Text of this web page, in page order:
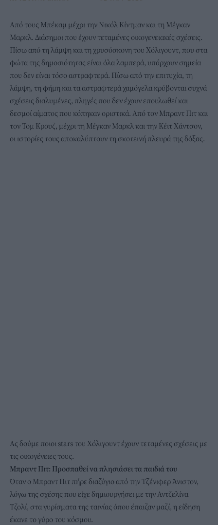
Από τους Μπέκαμ μέχρι την Νικόλ Κίντμαν και τη Μέγκαν
Μαρκλ. Διάσημοι που έχουν τεταμένες οικογενειακές σχέσεις.
Πίσω από τη λάμψη και τη χρυσόσκονη του Χόλιγουντ, που στα
φώτα της δημοσιότητας είναι όλα λαμπερά, υπάρχουν σημεία
που δεν είναι τόσο αστραφτερά. Πίσω από την επιτυχία, τη
λάμψη, τη φήμη και τα αστραφτερά χαμόγελα κρύβονται συχνά
σχέσεις διαλυμένες, πληγές που δεν έχουν επουλωθεί και
δεσμοί αίματος που κόπηκαν οριστικά. Από τον Μπραντ Πιτ και
τον Τομ Κρουζ, μέχρι τη Μέγκαν Μαρκλ και την Κέιτ Χάντσον,
οι ιστορίες τους αποκαλύπτουν τη σκοτεινή πλευρά της δόξας.
Ας δούμε ποιοι stars του Χόλιγουντ έχουν τεταμένες σχέσεις με
τις οικογένειες τους.
Μπραντ Πιτ: Προσπαθεί να πλησιάσει τα παιδιά του
Όταν ο Μπραντ Πιτ πήρε διαζύγιο από την Τζένιφερ Άνιστον,
λόγω της σχέσης που είχε δημιουργήσει με την Αντζελίνα
Τζολί, στα γυρίσματα της ταινίας όπου έπαιζαν μαζί, η είδηση
έκανε το γύρο του κόσμου.